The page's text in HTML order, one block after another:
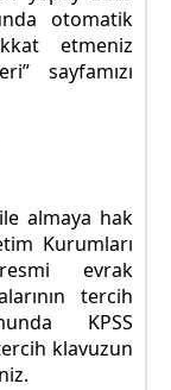
otomatik
etmeniz
sayfamızı
almaya hak
Kurumları
evrak
tercih
KPSS
klavuzun